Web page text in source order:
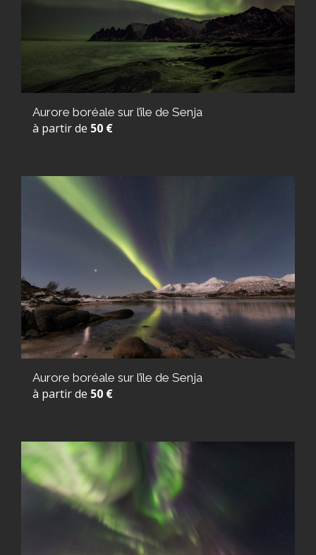
Aurore boréale sur l’île de Senja
à partir de 50 €
Aurore boréale sur l’île de Senja
à partir de 50 €